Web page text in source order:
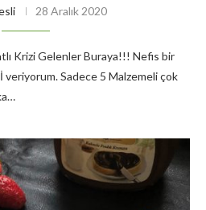
28 Aralık 2020
Krizi Gelenler Buraya!!! Nefis bir
Sadece 5 Malzemeli çok